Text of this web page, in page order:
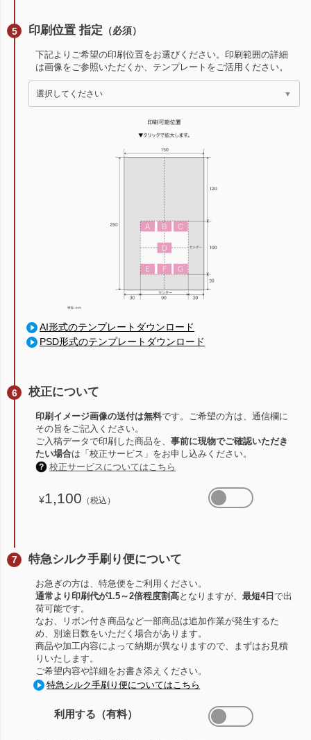
印刷位置 指定 （必須）
下記よりご希望の印刷位置をお選びください。印刷範囲の詳細
は画像をご参照いただくか、テンプレートをご活用ください。
AI形式のテンプレートダウンロード
PSD形式のテンプレートダウンロード
校正について
印刷イメージ画像の送付は無料です。ご希望の方は、通信欄に
その旨をご記入ください。
ご入稿データで印刷した商品を、事前に現物でご確認いただき
たい場合は「校正サービス」をお申し込みください。
校正サービスについてはこちら
¥1,100 （税込）
特急シルク手刷り便について
お急ぎの方は、特急便をご利用ください。
通常より印刷代が1.5～2倍程度割高となりますが、最短4日で出
荷可能です。
なお、リボン付き商品など一部商品は追加作業が発生するた
め、別途日数をいただく場合があります。
商品や加工内容によって納期が異なりますので、まずはお見積
りいたします。
ご希望内容や詳細をお書き添えください。
特急シルク手刷り便についてはこちら
利用する（有料）